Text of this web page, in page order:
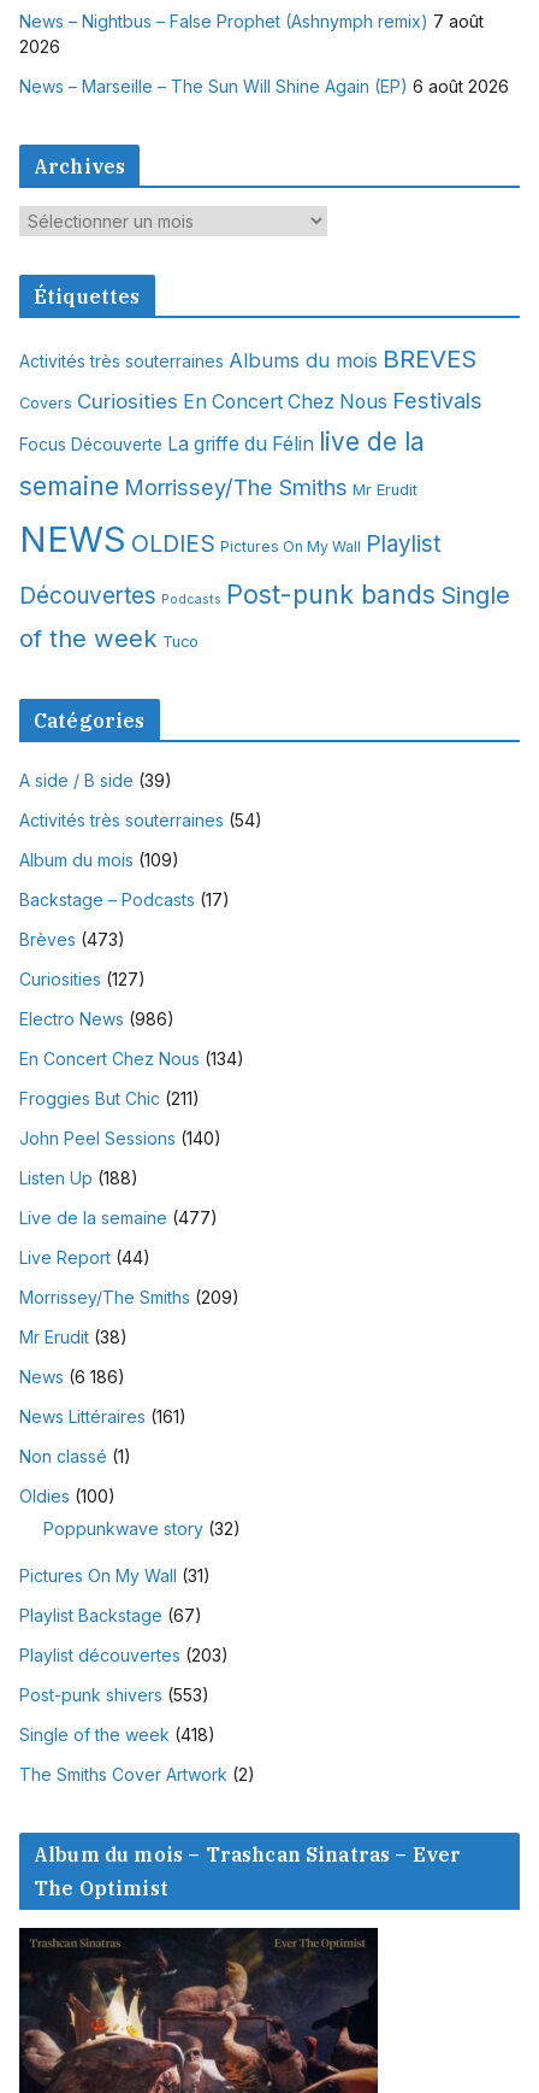
News – Nightbus – False Prophet (Ashnymph remix) 7 août
2026
News – Marseille – The Sun Will Shine Again (EP) 6 août 2026
Archives
A
c
v
e
Étiquettes
Activités très souterraines Albums du mois BREVES
Covers Curiosities En Concert Chez Nous Festivals
Focus Découverte La griffe du Félin live de la
semaine Morrissey/The Smiths Mr Erudit
NEWS OLDIES Pictures On My Wall Playlist
Découvertes Podcasts Post-punk bands Single
of the week Tuco
Catégories
A side / B side (39)
Activités très souterraines (54)
Album du mois (109)
Backstage – Podcasts (17)
Brèves (473)
Curiosities (127)
Electro News (986)
En Concert Chez Nous (134)
Froggies But Chic (211)
John Peel Sessions (140)
Listen Up (188)
Live de la semaine (477)
Live Report (44)
Morrissey/The Smiths (209)
Mr Erudit (38)
News (6 186)
News Littéraires (161)
Non classé (1)
Oldies (100)
Poppunkwave story (32)
Pictures On My Wall (31)
Playlist Backstage (67)
Playlist découvertes (203)
Post-punk shivers (553)
Single of the week (418)
The Smiths Cover Artwork (2)
Album du mois – Trashcan Sinatras – Ever
The Optimist